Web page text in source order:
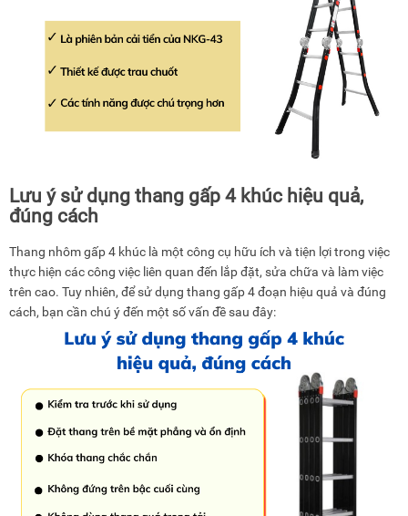
Lưu ý sử dụng thang gấp 4 khúc hiệu quả,
đúng cách
Thang nhôm gấp 4 khúc là một công cụ hữu ích và tiện lợi trong việc
thực hiện các công việc liên quan đến lắp đặt, sửa chữa và làm việc
trên cao. Tuy nhiên, để sử dụng thang gấp 4 đoạn hiệu quả và đúng
cách, bạn cần chú ý đến một số vấn đề sau đây: